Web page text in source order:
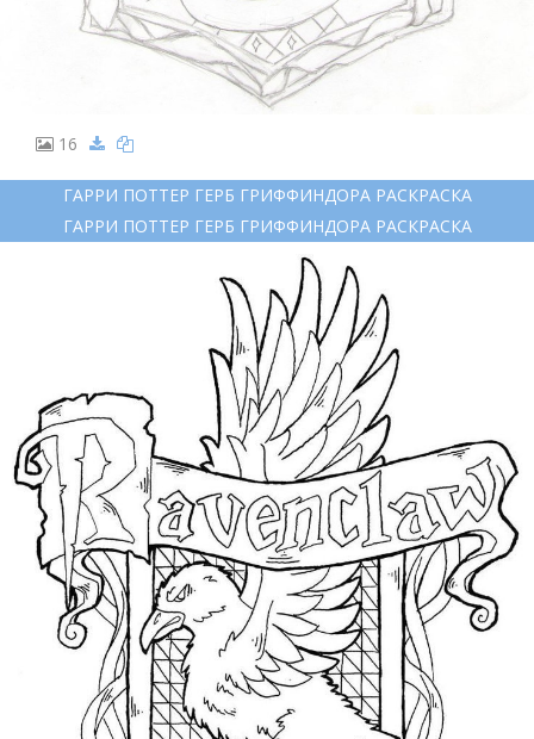
16
ГАРРИ ПОТТЕР ГЕРБ ГРИФФИНДОРА РАСКРАСКА
ГАРРИ ПОТТЕР ГЕРБ ГРИФФИНДОРА РАСКРАСКА